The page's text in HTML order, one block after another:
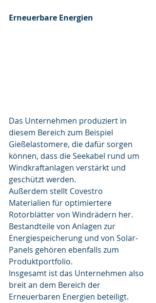
Erneuerbare Energien
Das Unternehmen produziert in
diesem Bereich zum Beispiel
Gießelastomere, die dafür sorgen
können, dass die Seekabel rund um
Windkraftanlagen verstärkt und
geschützt werden.
Außerdem stellt Covestro
Materialien für optimiertere
Rotorblätter von Windrädern her.
Bestandteile von Anlagen zur
Energiespeicherung und von Solar-
Panels gehören ebenfalls zum
Produktportfolio.
Insgesamt ist das Unternehmen also
breit an dem Bereich der
Erneuerbaren Energien beteiligt.